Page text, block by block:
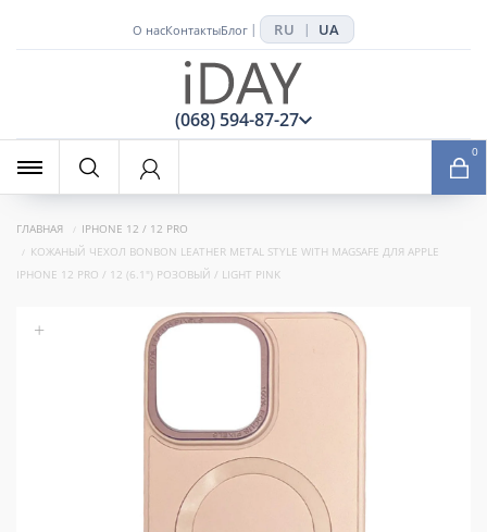
О насКонтактыБлог | RU | UA
(068) 594-87-27
0
ГЛАВНАЯ
IPHONE 12 / 12 PRO
КОЖАНЫЙ ЧЕХОЛ BONBON LEATHER METAL STYLE WITH MAGSAFE ДЛЯ APPLE
IPHONE 12 PRO / 12 (6.1") РОЗОВЫЙ / LIGHT PINK
+